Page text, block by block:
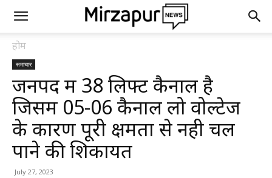
होम
समाचार
जनपद में 38 लिफ्ट कैनाल है
जिसमें 05-06 कैनाल लो वोल्टेज
के कारण पूरी क्षमता से नही चल
पाने की शिकायत
July 27, 2023